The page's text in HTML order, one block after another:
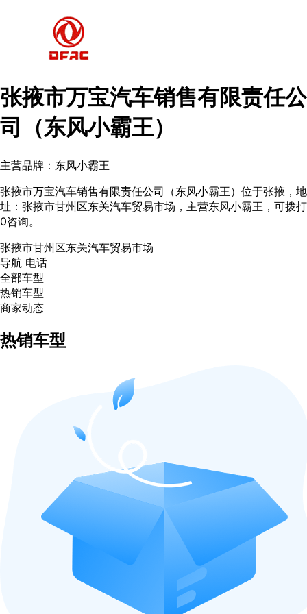
张掖市万宝汽车销售有限责任公
司（东风小霸王）
主营品牌：东风小霸王
张掖市万宝汽车销售有限责任公司（东风小霸王）位于张掖，地
址：张掖市甘州区东关汽车贸易市场，主营东风小霸王，可拨打
0咨询。
张掖市甘州区东关汽车贸易市场
导航 电话
全部车型
热销车型
商家动态
热销车型